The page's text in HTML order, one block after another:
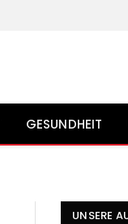
GESUNDHEIT
UNSERE